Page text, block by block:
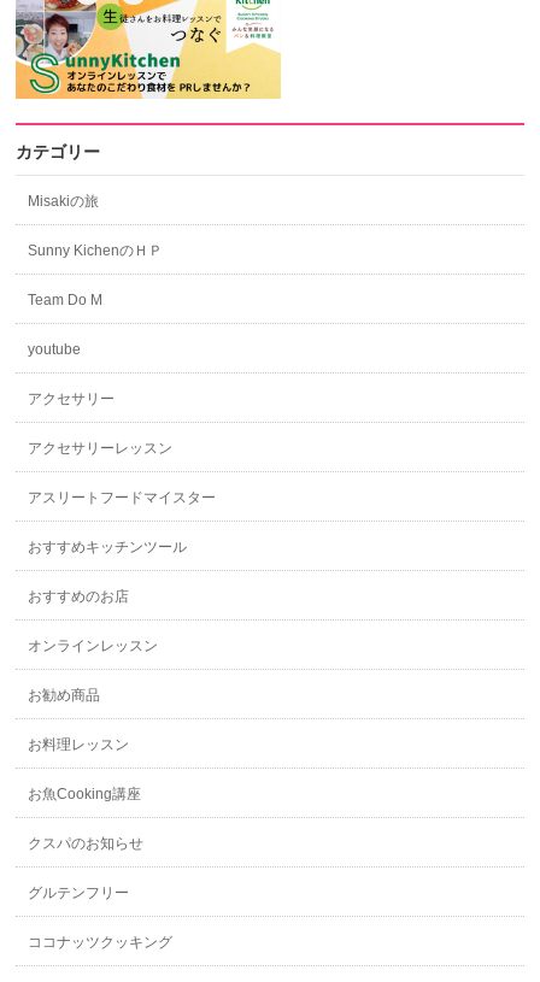
カテゴリー
Misakiの旅
Sunny KichenのＨＰ
Team Do M
youtube
アクセサリー
アクセサリーレッスン
アスリートフードマイスター
おすすめキッチンツール
おすすめのお店
オンラインレッスン
お勧め商品
お料理レッスン
お魚Cooking講座
クスパのお知らせ
グルテンフリー
ココナッツクッキング